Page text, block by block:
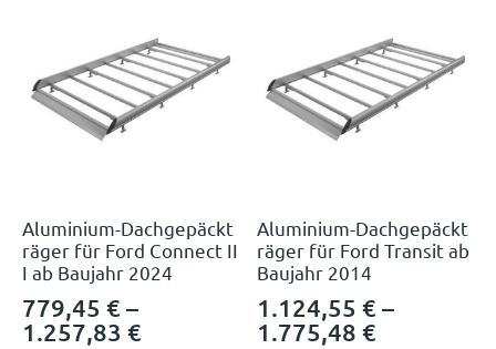
Aluminium-Dachgepäckt
räger für Ford Connect II
I ab Baujahr 2024
779,45 € –
1.257,83 €
Aluminium-Dachgepäckt
räger für Ford Transit ab
Baujahr 2014
1.124,55€ –
1.775,48€